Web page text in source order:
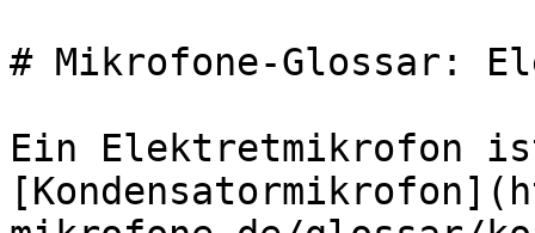
# Mikrofone-Glossar:
Ein Elektretmikrofon